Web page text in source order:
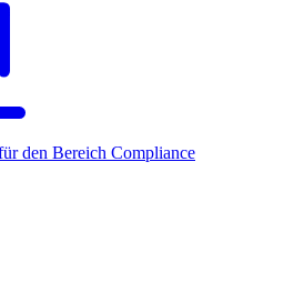
den Bereich Compliance